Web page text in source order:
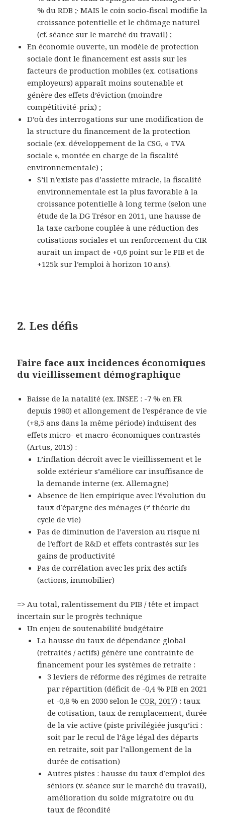
% du RDB ;·MAIS le coin socio-fiscal modifie la
croissance potentielle et le chômage naturel
(cf. séance sur le marché du travail) ;
En économie ouverte, un modèle de protection
sociale dont le financement est assis sur les
facteurs de production mobiles (ex. cotisations
employeurs) apparaît moins soutenable et
génère deseffets d’éviction (moindre
compétitivité-prix) ;
D’où des interrogations sur une modification de
la structure du financement de la protection
sociale(ex. développement de la CSG, « TVA
sociale », montée en charge de la fiscalité
environnementale) ;
S’il n’existe pas d’assiette miracle, la fiscalité
environnementale est la plus favorable à la
croissance potentielle à long terme (selon une
étude de la DG Trésor en 2011, une hausse de
la taxe carbone couplée à une réduction des
cotisations sociales et un renforcement du CIR
aurait un impact de +0,6 point sur le PIB et de
+125k sur l’emploi à horizon 10 ans).
2. Les défis
Faire face aux incidences économiques
du vieillissement démographique
Baisse de la natalité (ex. INSEE : -7 % en FR
depuis 1980) et allongement de l’espérance de vie
(+8,5 ans dans la même période) induisent des
effets micro- et macro-économiques contrastés
(Artus, 2015) :
L’inflation décroît avec le vieillissement et le
solde extérieur s’améliore car insuffisance de
la demande interne (ex. Allemagne)
Absence de lien empirique avec l’évolution du
taux d’épargne des ménages (≠ théorie du
cycle de vie)
Pas de diminution de l’aversion au risque ni
de l’effort de R&D eteffets contrastés sur les
gains de productivité
Pas de corrélation avec les prix des actifs
(actions, immobilier)
=> Au total,ralentissement du PIB / tête et impact
incertain sur le progrès technique
Un enjeu de soutenabilité budgétaire
La hausse du taux de dépendance global
(retraités / actifs) génère unecontrainte de
financement pour les systèmes de retraite :
3 leviers de réforme des régimes de retraite
par répartition (déficit de -0,4 % PIB en 2021
et -0,8 % en 2030 selon leCOR, 2017) : taux
de cotisation, taux de remplacement, durée
de la vie active (piste privilégiée jusqu’ici :
soit par le recul de l’âge légal des départs
en retraite, soit par l’allongement de la
durée de cotisation)
Autres pistes : hausse du taux d’emploi des
séniors (v. séance sur le marché du travail),
amélioration du solde migratoire ou du
taux de fécondité